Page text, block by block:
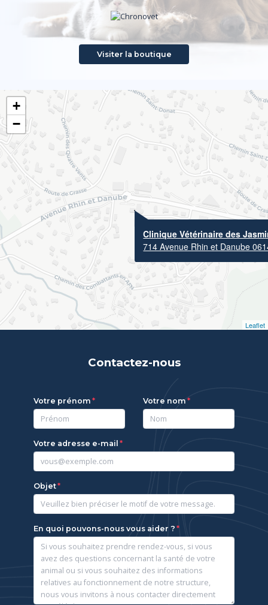
Visiter la boutique
Clinique Vétérinaire des
714 Avenue Rhin et Danube
+
−
Leaflet
Contactez-nous
Votre prénom Votre nom
Votre adresse e-mail
Objet
En quoi pouvons-nous vous aider ?